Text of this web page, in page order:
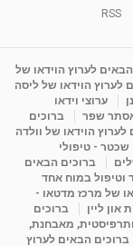
09:12
RSS
לערוץ הוידאו של
לערוץ הוידאו של ליסה
ערוצי וידאו
אסתר שפר
ברוכים
הוידאו של וולדה
שכטר - טיפולי
ברוכים הבאים
וטיפול במוח אחד
של מרכז מדטאו -
און ליין
ברוכים
מאבחנת,
ברוכים הבאים לערוץ